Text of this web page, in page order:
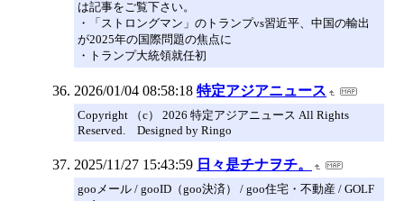
は記事をご覧下さい。
・「ストロングマン」のトランプvs習近平、中国の輸出
が2025年の国際問題の焦点に
・トランプ大統領就任初
2026/01/04 08:58:18 特定アジアニュース
Copyright （c） 2026 特定アジアニュース All Rights
Reserved. Designed by Ringo
2025/11/27 15:43:59 日々是チナヲチ。
gooメール / gooID（goo決済） / goo住宅・不動産 / GOLF